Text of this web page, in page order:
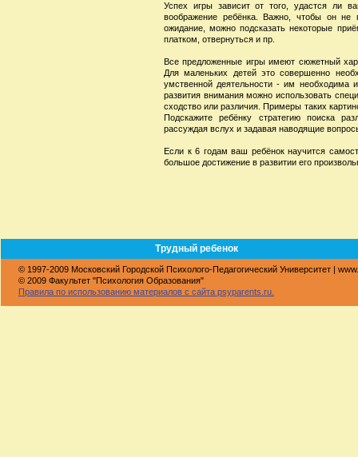
Успех игры зависит от того, удастся ли
воображение ребёнка. Важно, чтобы он не
ожидание, можно подсказать некоторые
платком, отвернуться и пр.
Все предложенные игры имеют сюжетный
Для маленьких детей это совершенно
умственной деятельности - им необходима
развития внимания можно использовать
сходство или различия. Примеры таких
Подскажите ребёнку стратегию поиска
рассуждая вслух и задавая наводящие
Если к 6 годам ваш ребёнок научится
большое достижение в развитии его
Трудный ребенок
© 1997-2009 Московский Городской Психолого-Педагогический Университет |
© 2009 Факультет "Психология Образования"
Правила по использованию материалов с сайта psyparents.ru.